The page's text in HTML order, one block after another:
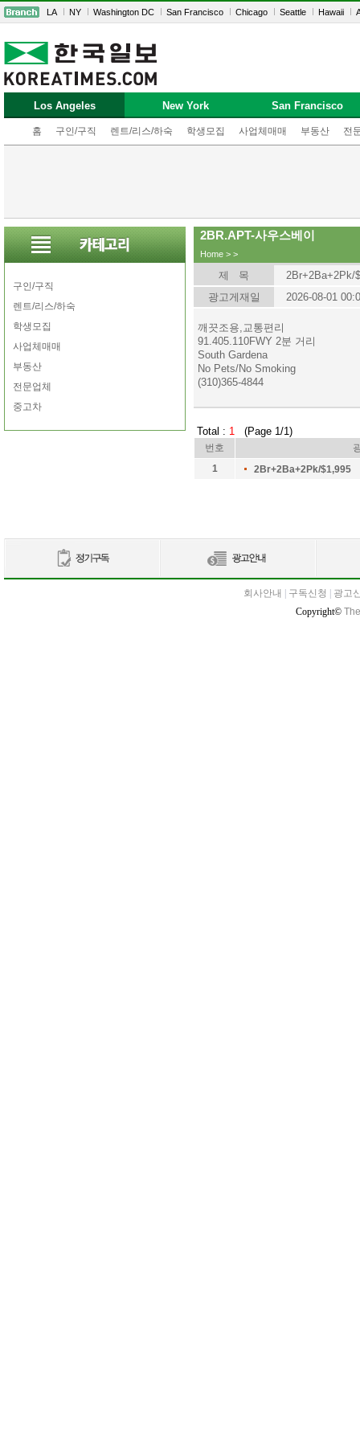
LA NY Washington DC San Francisco Chicago Seattle Hawaii
Los Angeles
홈 구인/구직 렌트/리스/하숙 학생모집 사업체매매 부동산 전
New York San Francisco
구인/구직
렌트/리스/하숙
학생모집
사업체매매
부동산
전문업체
중고차
2BR.APT-사우스베이
Home > >
제 목
2Br+2Ba+2Pk/
광고게재일
2026-08-01
깨끗조용,교통편리
91.405.110FWY 2분 거리
South Gardena
No Pets/No Smoking
(310)365-4844
Total : 1 (Page 1/1)
번호
1
2Br+2Ba+2Pk/$1,995
회사안내 구독신청
광고
Copyright©